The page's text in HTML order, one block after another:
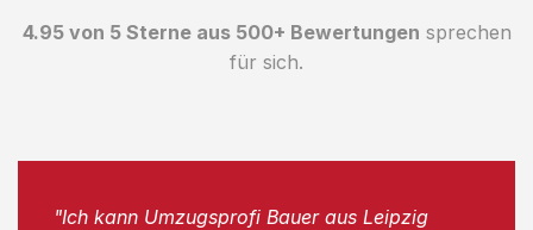
4.95 von 5 Sterne aus 500+ Bewertungen sprechen
für sich.
"Ich kann Umzugsprofi Bauer aus Leipzig